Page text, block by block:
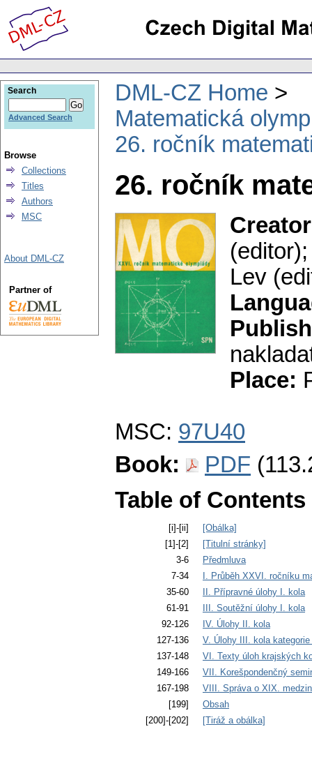
DML-CZ Home
Matematická
26. ročník
26. ročník
Lev
Place:
MSC: 97U40
Book:
PDF
Table of Contents
[i]-[ii]
[Obálka]
[1]-[2]
[Titulní stránky]
3-6
Předmluva
7-34
I. Průběh XXVI. ročníku
35-60
II. Přípravné úlohy I. kola
61-91
III. Soutěžní úlohy I. kola
92-126
IV. Úlohy II. kola
127-136
V. Úlohy III. kola kategorie
137-148
VI. Texty úloh krajských
149-166
VII. Korešpondenčný
167-198
VIII. Správa o XIX.
[199]
Obsah
[200]-[202]
[Tiráž a obálka]
Search
Advanced Search
Browse
Collections
Titles
Authors
MSC
About DML-CZ
Partner of